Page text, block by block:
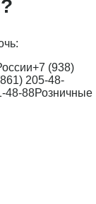
+7 (938)
205-48-
48-88Розничные